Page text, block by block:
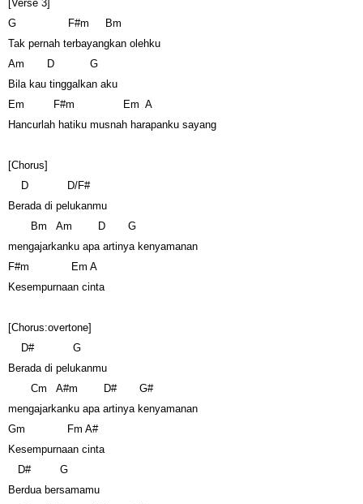
[Verse 3]
G F#m Bm
Tak pernah terbayangkan olehku
Am D G
Bila kau tinggalkan aku
Em F#m Em A
Hancurlah hatiku musnah harapanku sayang
[Chorus]
D D/F#
Berada di pelukanmu
Bm Am D G
mengajarkanku apa artinya kenyamanan
F#m Em A
Kesempurnaan cinta
[Chorus:overtone]
D# G
Berada di pelukanmu
Cm A#m D# G#
mengajarkanku apa artinya kenyamanan
Gm Fm A#
Kesempurnaan cinta
D# G
Berdua bersamamu